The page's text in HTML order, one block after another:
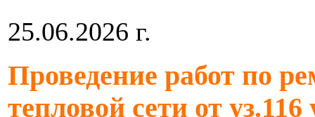
25.06.2026 г.
Проведение работ по
тепловой сети от